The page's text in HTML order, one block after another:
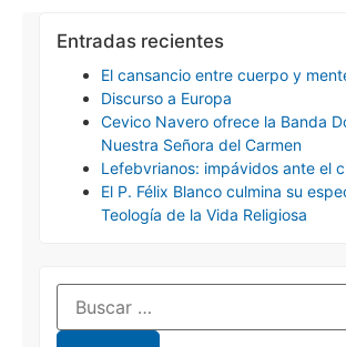
Entradas recientes
El cansancio entre cuerpo y
Discurso a Europa
Cevico Navero ofrece la Banda
Nuestra Señora del Carmen
Lefebvrianos: impávidos ante el
El P. Félix Blanco culmina su
Teología de la Vida Religiosa